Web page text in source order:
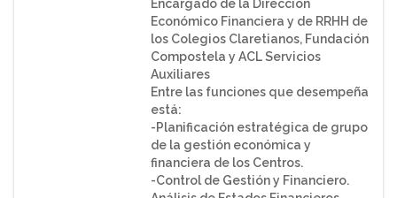
Encargado de la Dirección
Económico Financiera y de RRHH de
los Colegios Claretianos, Fundación
Compostela y ACL Servicios
Auxiliares
Entre las funciones que desempeña
está:
-Planificación estratégica de grupo
de la gestión económica y
financiera de los Centros.
-Control de Gestión y Financiero.